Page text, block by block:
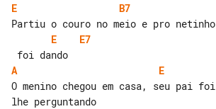
E
B7
E
E7
A
E
O menino chegou em casa, seu pai foi